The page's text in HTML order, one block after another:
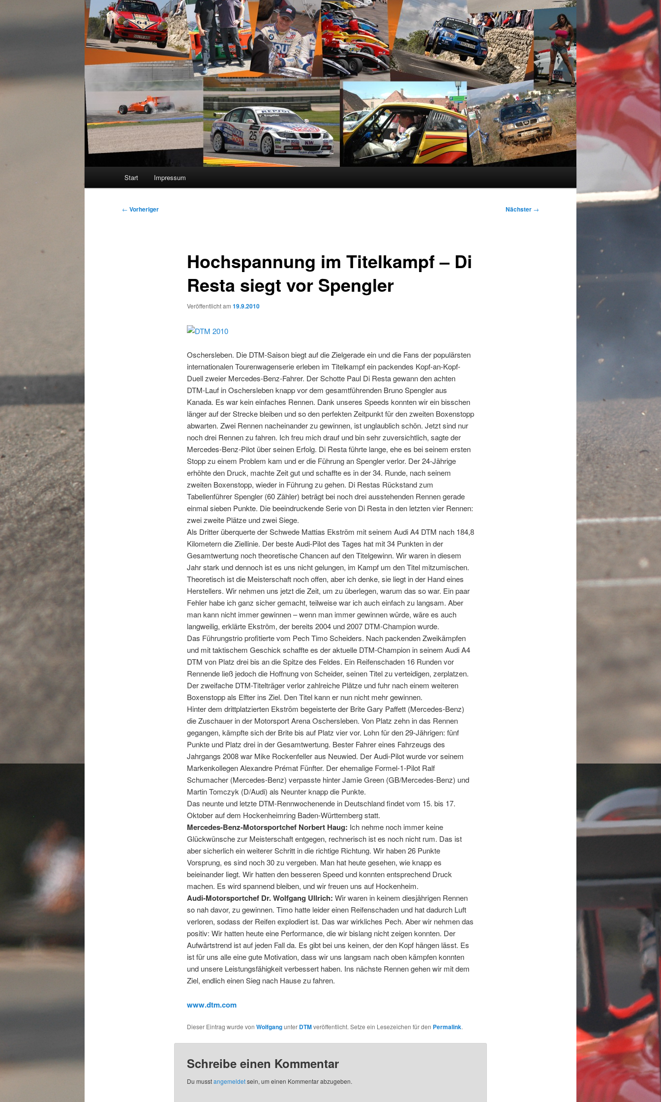
Start Impressum
Beitragsnavigation
← Vorheriger Nächster →
Hochspannung im Titelkampf – Di
Resta siegt vor Spengler
Veröffentlicht am 19.9.2010
Oschersleben. Die DTM-Saison biegt auf die Zielgerade ein und die Fans der populärsten
internationalen Tourenwagenserie erleben im Titelkampf ein packendes Kopf-an-Kopf-
Duell zweier Mercedes-Benz-Fahrer. Der Schotte Paul Di Resta gewann den achten
DTM-Lauf in Oschersleben knapp vor dem gesamtführenden Bruno Spengler aus
Kanada. Es war kein einfaches Rennen. Dank unseres Speeds konnten wir ein bisschen
länger auf der Strecke bleiben und so den perfekten Zeitpunkt für den zweiten Boxenstopp
abwarten. Zwei Rennen nacheinander zu gewinnen, ist unglaublich schön. Jetzt sind nur
noch drei Rennen zu fahren. Ich freu mich drauf und bin sehr zuversichtlich, sagte der
Mercedes-Benz-Pilot über seinen Erfolg. Di Resta führte lange, ehe es bei seinem ersten
Stopp zu einem Problem kam und er die Führung an Spengler verlor. Der 24-Jährige
erhöhte den Druck, machte Zeit gut und schaffte es in der 34. Runde, nach seinem
zweiten Boxenstopp, wieder in Führung zu gehen. Di Restas Rückstand zum
Tabellenführer Spengler (60 Zähler) beträgt bei noch drei ausstehenden Rennen gerade
einmal sieben Punkte. Die beeindruckende Serie von Di Resta in den letzten vier Rennen:
zwei zweite Plätze und zwei Siege.
Als Dritter überquerte der Schwede Mattias Ekström mit seinem Audi A4 DTM nach 184,8
Kilometern die Ziellinie. Der beste Audi-Pilot des Tages hat mit 34 Punkten in der
Gesamtwertung noch theoretische Chancen auf den Titelgewinn. Wir waren in diesem
Jahr stark und dennoch ist es uns nicht gelungen, im Kampf um den Titel mitzumischen.
Theoretisch ist die Meisterschaft noch offen, aber ich denke, sie liegt in der Hand eines
Herstellers. Wir nehmen uns jetzt die Zeit, um zu überlegen, warum das so war. Ein paar
Fehler habe ich ganz sicher gemacht, teilweise war ich auch einfach zu langsam. Aber
man kann nicht immer gewinnen – wenn man immer gewinnen würde, wäre es auch
langweilig, erklärte Ekström, der bereits 2004 und 2007 DTM-Champion wurde.
Das Führungstrio profitierte vom Pech Timo Scheiders. Nach packenden Zweikämpfen
und mit taktischem Geschick schaffte es der aktuelle DTM-Champion in seinem Audi A4
DTM von Platz drei bis an die Spitze des Feldes. Ein Reifenschaden 16 Runden vor
Rennende ließ jedoch die Hoffnung von Scheider, seinen Titel zu verteidigen, zerplatzen.
Der zweifache DTM-Titelträger verlor zahlreiche Plätze und fuhr nach einem weiteren
Boxenstopp als Elfter ins Ziel. Den Titel kann er nun nicht mehr gewinnen.
Hinter dem drittplatzierten Ekström begeisterte der Brite Gary Paffett (Mercedes-Benz)
die Zuschauer in der Motorsport Arena Oschersleben. Von Platz zehn in das Rennen
gegangen, kämpfte sich der Brite bis auf Platz vier vor. Lohn für den 29-Jährigen: fünf
Punkte und Platz drei in der Gesamtwertung. Bester Fahrer eines Fahrzeugs des
Jahrgangs 2008 war Mike Rockenfeller aus Neuwied. Der Audi-Pilot wurde vor seinem
Markenkollegen Alexandre Prémat Fünfter. Der ehemalige Formel-1-Pilot Ralf
Schumacher (Mercedes-Benz) verpasste hinter Jamie Green (GB/Mercedes-Benz) und
Martin Tomczyk (D/Audi) als Neunter knapp die Punkte.
Das neunte und letzte DTM-Rennwochenende in Deutschland findet vom 15. bis 17.
Oktober auf dem Hockenheimring Baden-Württemberg statt.
Mercedes-Benz-Motorsportchef Norbert Haug: Ich nehme noch immer keine
Glückwünsche zur Meisterschaft entgegen, rechnerisch ist es noch nicht rum. Das ist
aber sicherlich ein weiterer Schritt in die richtige Richtung. Wir haben 26 Punkte
Vorsprung, es sind noch 30 zu vergeben. Man hat heute gesehen, wie knapp es
beieinander liegt. Wir hatten den besseren Speed und konnten entsprechend Druck
machen. Es wird spannend bleiben, und wir freuen uns auf Hockenheim.
Audi-Motorsportchef Dr. Wolfgang Ullrich: Wir waren in keinem diesjährigen Rennen
so nah davor, zu gewinnen. Timo hatte leider einen Reifenschaden und hat dadurch Luft
verloren, sodass der Reifen explodiert ist. Das war wirkliches Pech. Aber wir nehmen das
positiv: Wir hatten heute eine Performance, die wir bislang nicht zeigen konnten. Der
Aufwärtstrend ist auf jeden Fall da. Es gibt bei uns keinen, der den Kopf hängen lässt. Es
ist für uns alle eine gute Motivation, dass wir uns langsam nach oben kämpfen konnten
und unsere Leistungsfähigkeit verbessert haben. Ins nächste Rennen gehen wir mit dem
Ziel, endlich einen Sieg nach Hause zu fahren.
www.dtm.com
Dieser Eintrag wurde von Wolfgangunter DTMveröffentlicht. Setze ein Lesezeichen für den Permalink.
Schreibe einen Kommentar
Du musstangemeldetsein, um einen Kommentar abzugeben.